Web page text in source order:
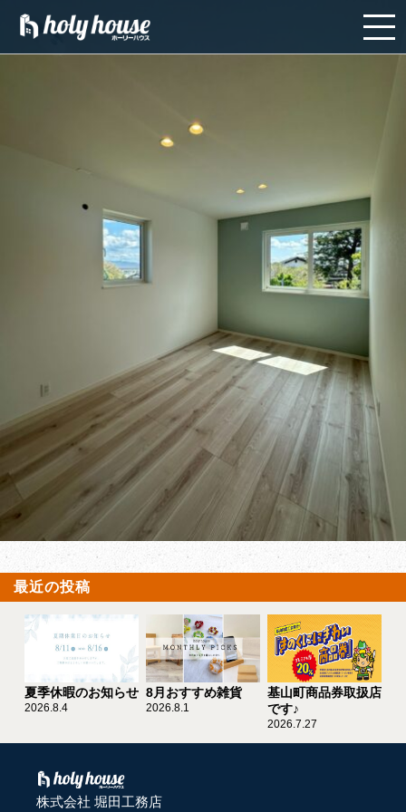
最近の投稿
夏季休暇のお知らせ
2026.8.4
8月おすすめ雑貨
2026.8.1
基山町商品券取扱店
です♪
2026.7.27
株式会社 堀田工務店